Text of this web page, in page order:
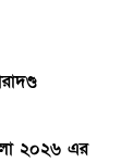
২০২৬ এর